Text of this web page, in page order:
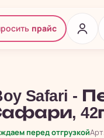
прайс
Safari -
перед отгрузкой